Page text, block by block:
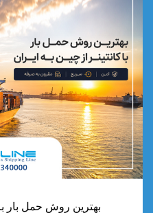
بهترین روش حمل بار با